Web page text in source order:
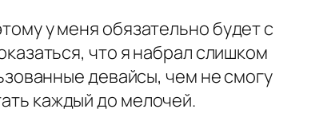
у меня обязательно будет с
что я набрал слишком
девайсы, чем не смогу
каждый до мелочей.